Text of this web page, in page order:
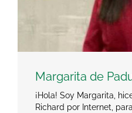
Margarita de
¡Hola! Soy Margarita,
Richard por Internet,